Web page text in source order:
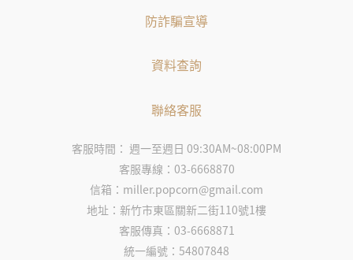
防詐騙宣導
資料查詢
聯絡客服
客服時間： 週一至週日 09:30AM~08:00PM
客服專線：03-6668870
信箱：miller.popcorn@gmail.com
地址：新竹市東區關新二街110號1樓
客服傳真：03-6668871
統一編號：54807848